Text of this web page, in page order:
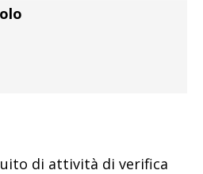
di attività di verifica